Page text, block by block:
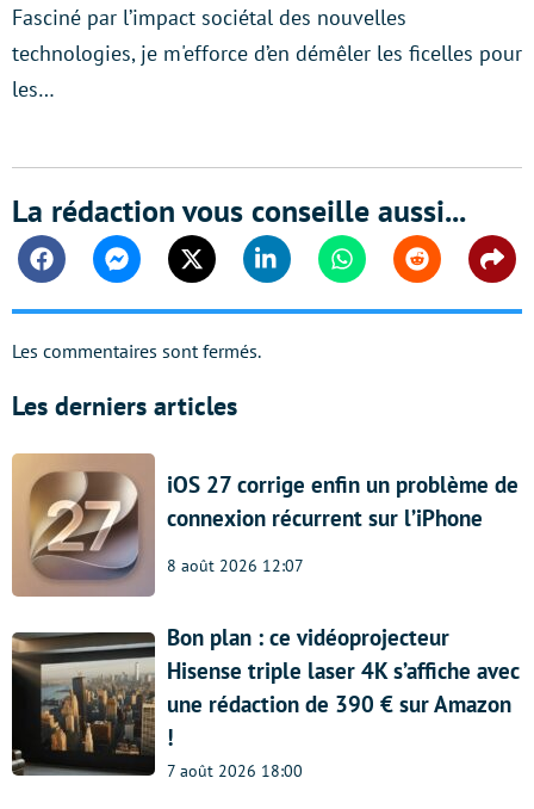
Fasciné par l’impact sociétal des nouvelles
technologies, je m'efforce d’en démêler les ficelles pour
les…
La rédaction vous conseille aussi...
FacebookMessengerTwitter Linkedin WhatsappReddit
Les commentaires sont fermés.
Les derniers articles
iOS 27 corrige enfin un problème de
connexion récurrent sur l’iPhone
8 août 2026 12:07
Bon plan : ce vidéoprojecteur
Hisense triple laser 4K s’affiche avec
une rédaction de 390 € sur Amazon
!
7 août 2026 18:00